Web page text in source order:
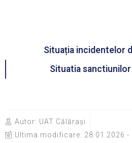
Situația incidentelor
Situatia
Autor: UAT Călărași
Ultima modificare: 28.01.2026 -